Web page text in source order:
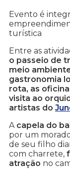
Evento é
turística
Entre as
o passeio de
meio
gastronomia
rota, as
visita ao
artistas do
A capela do
por um
de seu filho
com charrete,
atração no